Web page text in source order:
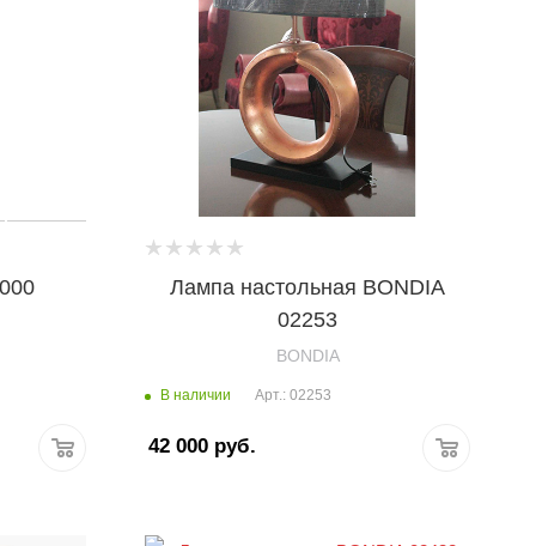
Лампа настольная BONDIA
02253
BONDIA
В наличии Арт.: 02253
42 000 руб.